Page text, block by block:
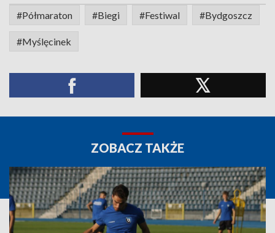
#Półmaraton #Biegi #Festiwal #Bydgoszcz
#Myślęcinek
ZOBACZ TAKŻE